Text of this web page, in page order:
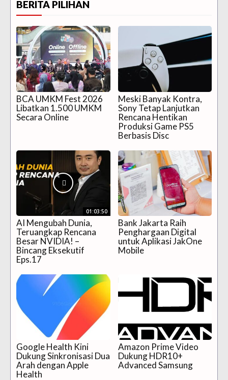
BERITA PILIHAN
BCA UMKM Fest 2026
Libatkan 1.500 UMKM
Secara Online
Meski Banyak Kontra,
Sony Tetap Lanjutkan
Rencana Hentikan
Produksi Game PS5
Berbasis Disc
01:03:50
AI Mengubah Dunia,
Teruangkap Rencana
Besar NVIDIA! –
Bincang Eksekutif
Eps.17
Bank Jakarta Raih
Penghargaan Digital
untuk Aplikasi JakOne
Mobile
Google Health Kini
Dukung Sinkronisasi Dua
Arah dengan Apple
Health
Amazon Prime Video
Dukung HDR10+
Advanced Samsung